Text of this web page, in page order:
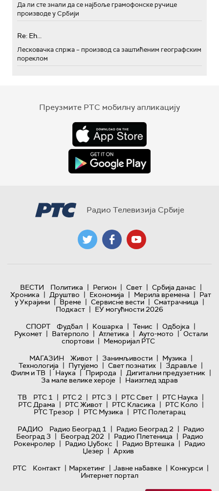
Да ли сте знали да се најбоље грамофонске ручице
производе у Србији
Re: Eh...
Лесковачка спржа – производ са заштићеним географским
пореклом
Преузмите РТС мобилну апликацију
Радио Телевизија Србије
ВЕСТИ Политика | Регион | Свет | Србија данас |
Хроника | Друштво | Економија | Мерила времена | Рат
у Украјини | Време | Сервисне вести | Сматрачница |
Подкаст | ЕУ могућности 2026
СПОРТ
Фудбал | Кошарка | Тенис | Одбојка |
Рукомет | Ватерполо | Атлетика | Ауто-мото | Остали
спортови | Меморијал РТС
МАГАЗИН
Живот | Занимљивости | Музика |
Технологијa | Путујемо | Свет познатих | Здравље |
Филм и ТВ | Наука | Природа | Дигитални предузетник |
За мале велике хероје | Наизглед здрав
ТВ
РТС 1 | РТС 2 | РТС 3 | РТС Свет | РТС Наука |
РТС Драма | РТС Живот | РТС Класика | РТС Коло |
РТС Трезор | РТС Музика | РТС Полетарац
РАДИО
Радио Београд 1 | Радио Београд 2 | Радио
Београд 3 | Београд 202 | Радио Плетеница | Радио
Рокенролер | Радио Џубокс | Радио Вртешка | Радио
Џезер | Архив
РТС
Контакт | Маркетинг | Јавне набавке | Конкурси |
Интернет портал